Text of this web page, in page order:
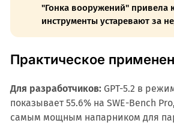
"Гонка вооружений" привела
инструменты устаревают за
Практическое
Для разработчиков:GPT-5.2 в
показывает 55.6% на SWE-Bench
самым мощным напарником для